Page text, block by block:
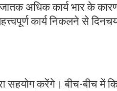
अधिक कार्य भार के
कार्य निकलने से
करेंगे। बीच-बीच में